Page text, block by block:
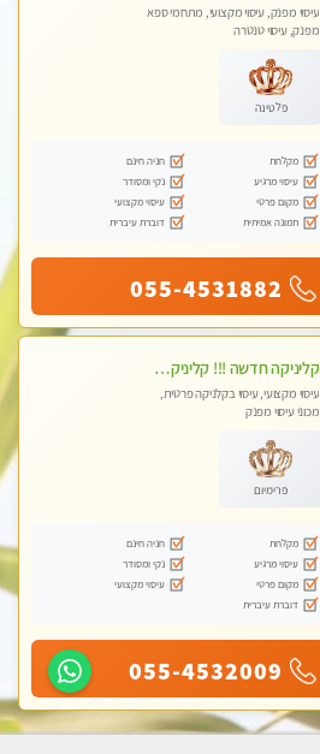
עיסוי מפנק, עיסוי מקצועי, מתחמי ספא
מפנק, עיסוי טנטרה
פלטינה
מקלחת
חניה חינם
עיסוי מרגיע
נקי ומסודר
מקום פרטי
עיסוי מקצועי
תמונה אמיתית
דוברת עיברית
055-4531882
קליניקה חדשה !!! קליניקה פרטית ואיכותית במיוחד בהרצליה
עיסוי מקצועי, עיסוי בקלניקה פרטית,
מכוני עיסוי מפנק
פרימיום
מקלחת
חניה חינם
עיסוי מרגיע
נקי ומסודר
מקום פרטי
עיסוי מקצועי
דוברת עיברית
055-4532009